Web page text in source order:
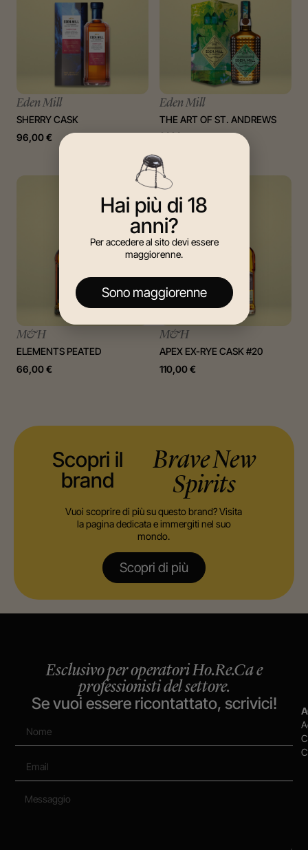
Eden Mill
SHERRY CASK
96,00€
Eden Mill
THE ART OF ST. ANDREWS
2023
M&H
ELEMENTS PEATED
66,00€
M&H
APEX EX-RYE CASK #20
110,00€
Vuoi scoprire di più su questo brand? Visita
la pagina dedicata e immergiti nel suo
mondo.
Scopri di più
Scopri il
brand
Brave New
Spirits
Esclusivo per operatori Ho.Re.Ca e
professionisti del settore.
Se vuoi essere ricontattato, scrivici!
Hai più di 18
anni?
Per accedere al sito devi essere
maggiorenne.
Sono maggiorenne